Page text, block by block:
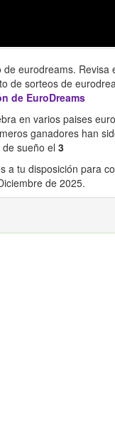
eurodreams. Revisa
de sorteos de
de EuroDreams
en varios paises
ganadores han
sueño el 3
a tu disposición para
de 2025.